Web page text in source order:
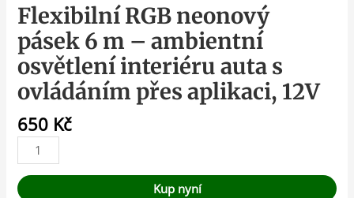
Flexibilní RGB neonový
pásek 6 m – ambientní
osvětlení interiéru auta s
ovládáním přes aplikaci, 12V
650 Kč
Kup nyní